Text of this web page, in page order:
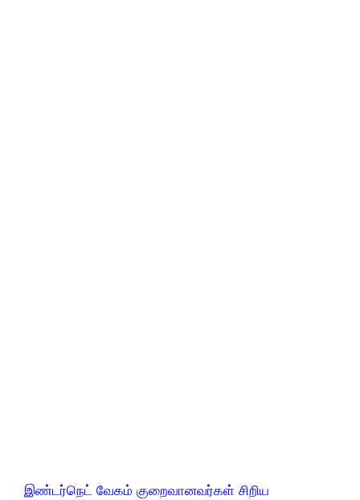
இண்டர்நெட் வேகம் குறைவானவர்கள் சிறிய